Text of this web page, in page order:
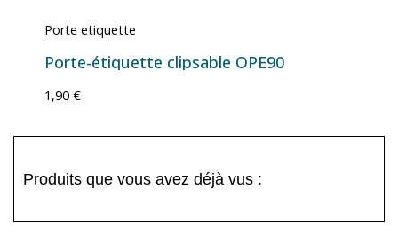
Porte etiquette
Porte-étiquette clipsable OPE90
1,90 €
Produits que vous avez déjà vus :